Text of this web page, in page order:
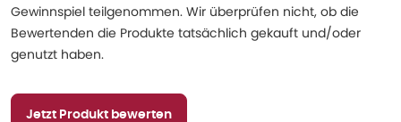
Gewinnspiel teilgenommen. Wir überprüfen nicht, ob die
Bewertenden die Produkte tatsächlich gekauft und/oder
genutzt haben.
Jetzt Produkt bewerten